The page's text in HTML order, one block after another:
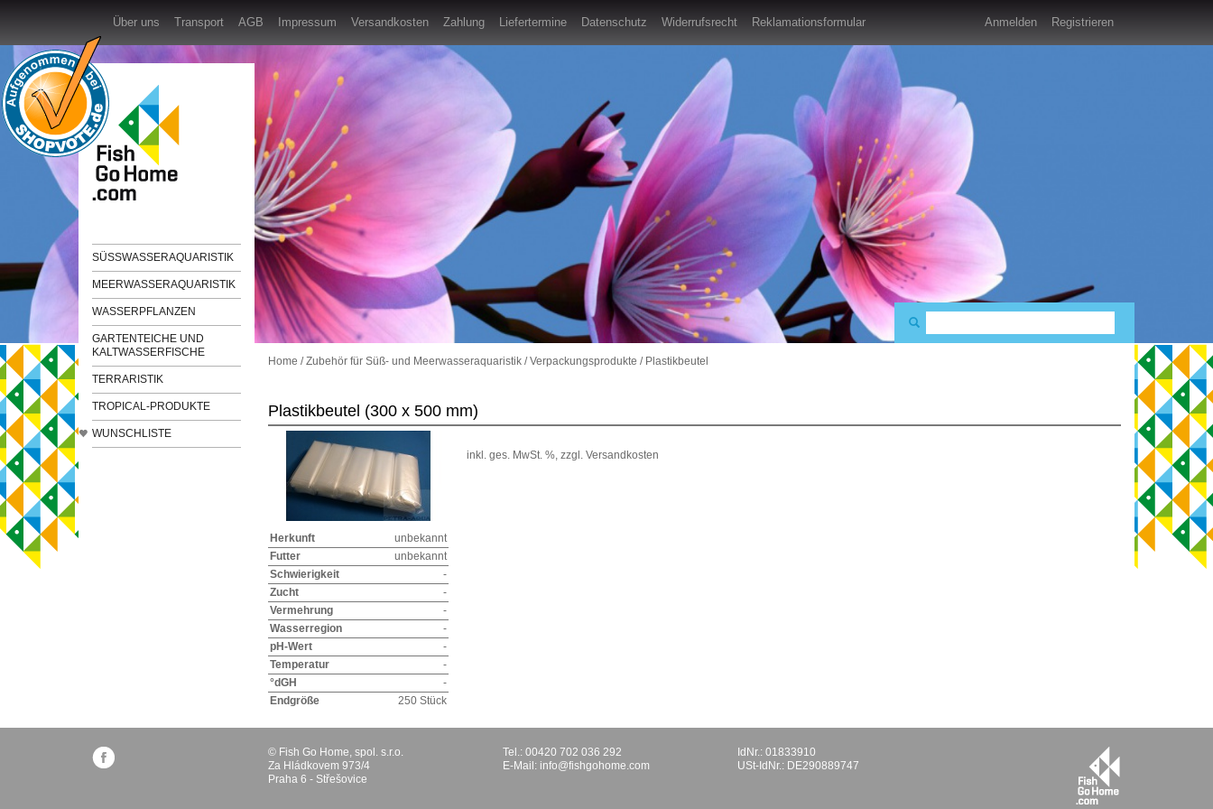
Über uns Transport AGB Impressum Versandkosten Zahlung Liefertermine Datenschutz Widerrufsrecht Reklamationsformular Anmelden Registrieren
SÜSSWASSERAQUARISTIK
MEERWASSERAQUARISTIK
WASSERPFLANZEN
GARTENTEICHE UND
KALTWASSERFISCHE
TERRARISTIK
TROPICAL-PRODUKTE
WUNSCHLISTE
Home /Zubehör für Süß- und Meerwasseraquaristik /Verpackungsprodukte / Plastikbeutel
Plastikbeutel (300 x 500 mm)
Herkunft
unbekannt
Futter
unbekannt
Schwierigkeit
-
Zucht
-
Vermehrung
-
Wasserregion
-
pH-Wert
-
Temperatur
-
°dGH
-
Endgröße
250 Stück
inkl. ges. MwSt. %, zzgl. Versandkosten
© Fish Go Home, spol. s.r.o.
Za Hládkovem 973/4
Praha 6 - Střešovice
Tel.: 00420 702 036 292
E-Mail: info@fishgohome.com
IdNr.: 01833910
USt-IdNr.: DE290889747